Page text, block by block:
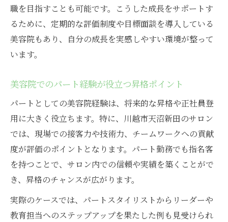
職を目指すことも可能です。こうした成長をサポートす
るために、定期的な評価制度や目標面談を導入している
美容院もあり、自分の成長を実感しやすい環境が整って
います。
美容院でのパート経験が役立つ昇格ポイント
パートとしての美容院経験は、将来的な昇格や正社員登
用に大きく役立ちます。特に、川越市天沼新田のサロン
では、現場での接客力や技術力、チームワークへの貢献
度が評価のポイントとなります。パート勤務でも指名客
を持つことで、サロン内での信頼や実績を築くことがで
き、昇格のチャンスが広がります。
実際のケースでは、パートスタイリストからリーダーや
教育担当へのステップアップを果たした例も見受けられ